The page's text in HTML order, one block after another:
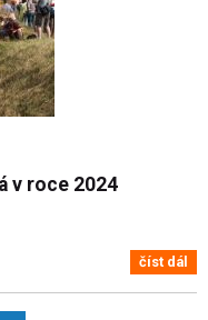
v roce 2024
číst dál